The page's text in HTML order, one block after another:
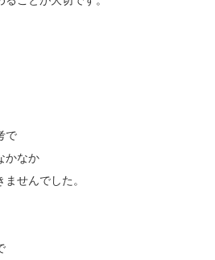
で
かなか
せんでした。